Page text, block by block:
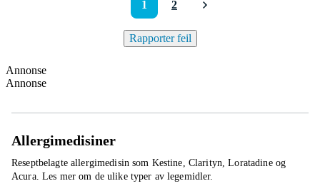
1 2
Rapporter feil
Annonse
Annonse
Allergimedisiner
Reseptbelagte allergimedisin som Kestine, Clarityn, Loratadine og
Acura. Les mer om de ulike typer av legemidler.